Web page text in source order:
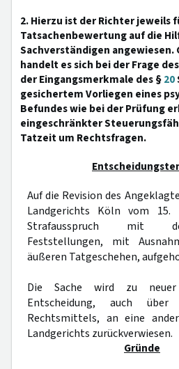
2. Hierzu ist der Richter jeweils
Tatsachenbewertung auf die
Sachverständigen angewiesen.
handelt es sich bei der Frage
der Eingangsmerkmale des §20
gesichertem Vorliegen eines
Befundes wie bei der Prüfung
eingeschränkter
Tatzeit um Rechtsfragen.
Auf die Revision des
Landgerichts Köln vom 15.
Strafausspruch mit
Feststellungen, mit
äußeren Tatgeschehen,
Die Sache wird zu neuer
Entscheidung, auch
Rechtsmittels, an eine
Landgerichts zurückverwiesen.
Gründe